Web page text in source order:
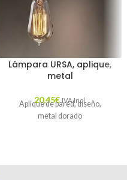
Lámpara URSA, aplique,
metal
20,45€ IVA Incl.
Aplique de pared, diseño,
metal dorado